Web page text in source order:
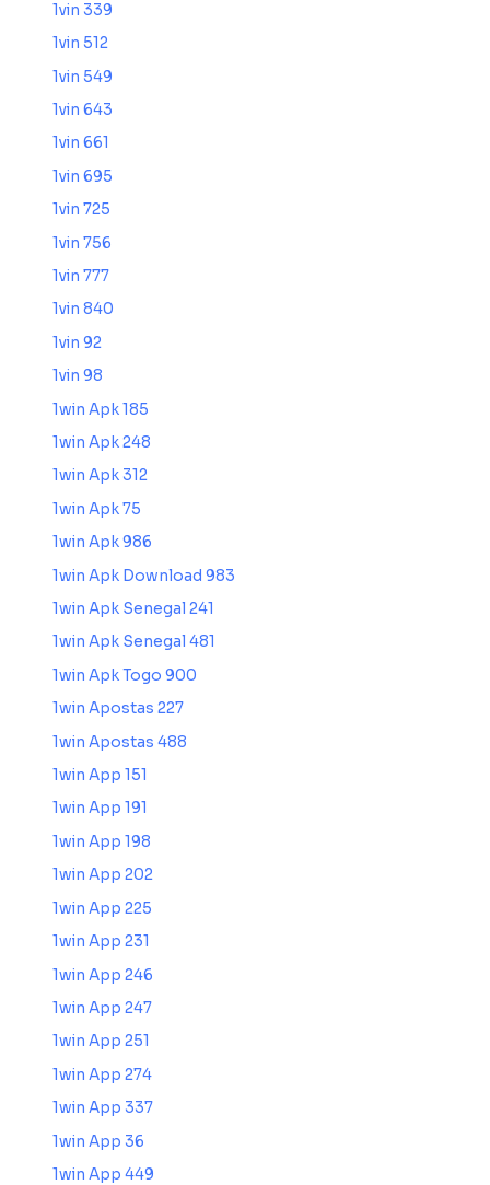
1vin 339
1vin 512
1vin 549
1vin 643
1vin 661
1vin 695
1vin 725
1vin 756
1vin 777
1vin 840
1vin 92
1vin 98
1win Apk 185
1win Apk 248
1win Apk 312
1win Apk 75
1win Apk 986
1win Apk Download 983
1win Apk Senegal 241
1win Apk Senegal 481
1win Apk Togo 900
1win Apostas 227
1win Apostas 488
1win App 151
1win App 191
1win App 198
1win App 202
1win App 225
1win App 231
1win App 246
1win App 247
1win App 251
1win App 274
1win App 337
1win App 36
1win App 449